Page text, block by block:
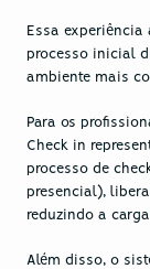
Essa
processo inicial
ambiente mais
Para os
Check in
processo de
presencial),
reduzindo a
Além disso, o